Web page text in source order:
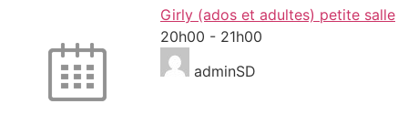
Girly (ados et adultes) petite salle
20h00 - 21h00
adminSD